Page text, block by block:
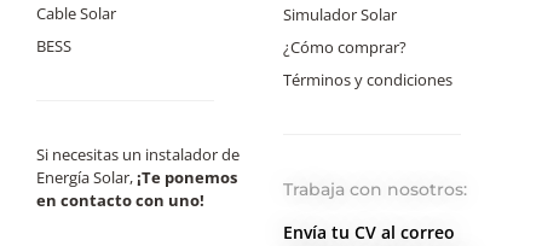
Cable Solar
BESS
Si necesitas un instalador de
Energía Solar,¡Te ponemos
en contacto con uno!
Simulador Solar
¿Cómo comprar?
Términos y condiciones
Trabaja con nosotros:
Envía tu CV al correo